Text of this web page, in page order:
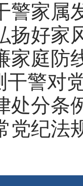
警家属
扬好家
家庭防
干警对
处分条
党纪法